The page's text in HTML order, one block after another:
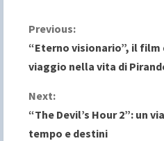
C
o
n
t
Previous:
“Eterno visionario”, il film
viaggio nella vita di
Next:
“The Devil’s Hour 2”: un
tempo e destini